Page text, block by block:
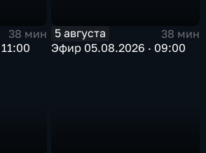
38 мин
5 августа
38 мин
Эфир 05.08.2026 · 09:00